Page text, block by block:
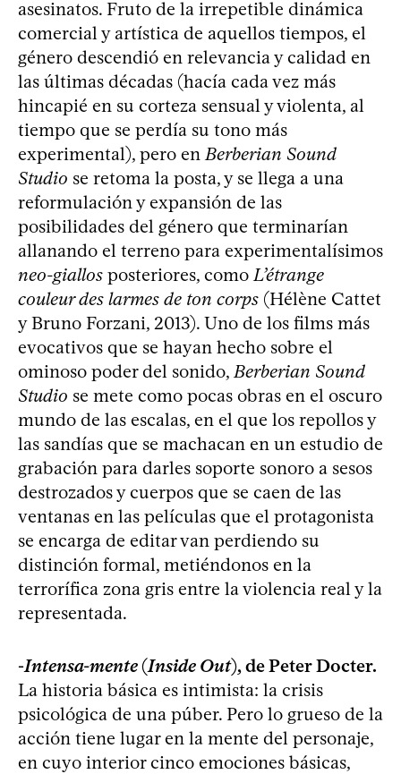
asesinatos. Fruto de la irrepetible dinámica
comercial y artística de aquellos tiempos, el
género descendió en relevancia y calidad en
las últimas décadas (hacía cada vez más
hincapié en su corteza sensual y violenta, al
tiempo que se perdía su tono más
experimental), pero en Berberian Sound
Studio se retoma la posta, y se llega a una
reformulación y expansión de las
posibilidades del género que terminarían
allanando el terreno para experimentalísimos
neo-giallos posteriores, como L’étrange
couleur des larmes de ton corps (Hélène Cattet
y Bruno Forzani, 2013). Uno de los films más
evocativos que se hayan hecho sobre el
ominoso poder del sonido, Berberian Sound
Studio se mete como pocas obras en el oscuro
mundo de las escalas, en el que los repollos y
las sandías que se machacan en un estudio de
grabación para darles soporte sonoro a sesos
destrozados y cuerpos que se caen de las
ventanas en las películas que el protagonista
se encarga de editar van perdiendo su
distinción formal, metiéndonos en la
terrorífica zona gris entre la violencia real y la
representada.
-Intensa-mente(Inside Out), de Peter Docter.
La historia básica es intimista: la crisis
psicológica de una púber. Pero lo grueso de la
acción tiene lugar en la mente del personaje,
en cuyo interior cinco emociones básicas,